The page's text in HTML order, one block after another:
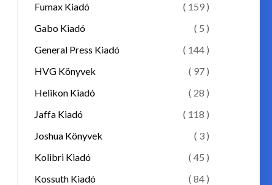
Fumax Kiadó
( 159 )
Gabo Kiadó
( 5 )
General Press Kiadó
( 144 )
HVG Könyvek
( 97 )
Helikon Kiadó
( 28 )
Jaffa Kiadó
( 118 )
Joshua Könyvek
( 3 )
Kolibri Kiadó
( 45 )
Kossuth Kiadó
( 84 )